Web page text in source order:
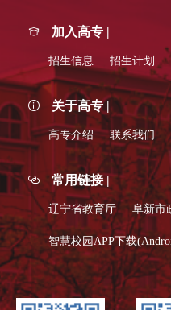
加入高专 |
招生信息 招生计划
关于高专 |
高专介绍 联系我们
常用链接 |
辽宁省教育厅 阜新市
智慧校园APP下载